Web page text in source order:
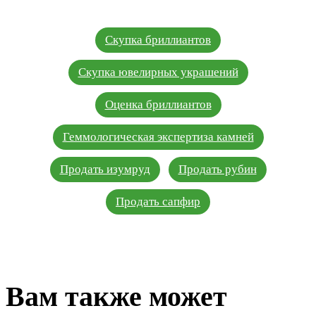
Скупка бриллиантов
Скупка ювелирных украшений
Оценка бриллиантов
Геммологическая экспертиза камней
Продать изумруд Продать рубин
Продать сапфир
Вам также может